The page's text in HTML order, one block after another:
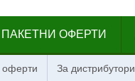
ПАКЕТНИ ОФЕРТИ
оферти За дистрибутори